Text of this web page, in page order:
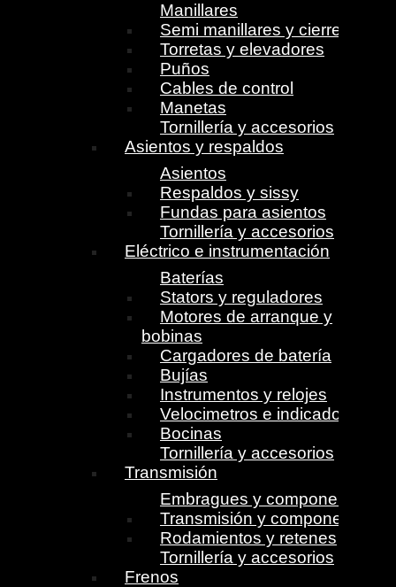
Manillares
Semi manillares y cierres
Torretas y elevadores
Puños
Cables de control
Manetas
Tornillería y accesorios
Asientos y respaldos
Asientos
Respaldos y sissy
Fundas para asientos
Tornillería y accesorios
Eléctrico e instrumentación
Baterías
Stators y reguladores
Motores de arranque y
bobinas
Cargadores de batería
Bujías
Instrumentos y relojes
Velocimetros e indicadores
Bocinas
Tornillería y accesorios
Transmisión
Embragues y componentes
Transmisión y componentes
Rodamientos y retenes
Tornillería y accesorios
Frenos